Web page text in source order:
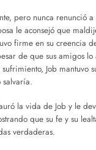
pero nunca renunció
le aconsejó que
firme en su creencia
de que sus amigos
Job mantuvo
la vida de Job y le
que su fe y su
verdaderas.